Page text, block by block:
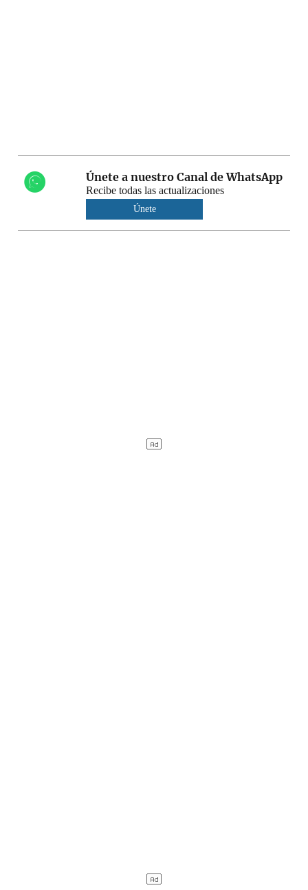
Únete a nuestro Canal de WhatsApp
Recibe todas las actualizaciones
Únete